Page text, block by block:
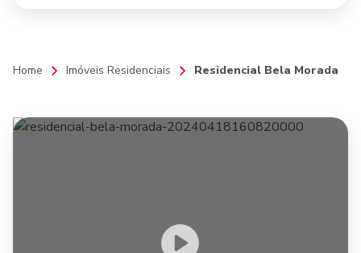
Home Imóveis Residenciais Residencial Bela Morada